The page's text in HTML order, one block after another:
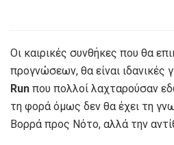
Οι καιρικές συνθήκες που θα
προγνώσεων, θα είναι ιδανικές
Run που πολλοί λαχταρούσαν
τη φορά όμως δεν θα έχει τη
Βορρά προς Νότο, αλλά την